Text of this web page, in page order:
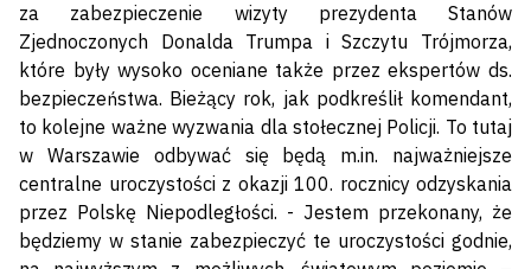
za zabezpieczenie wizyty prezydenta Stanów
Zjednoczonych Donalda Trumpa i Szczytu Trójmorza,
które były wysoko oceniane także przez ekspertów ds.
bezpieczeństwa. Bieżący rok, jak podkreślił komendant,
to kolejne ważne wyzwania dla stołecznej Policji. To tutaj
w Warszawie odbywać się będą m.in. najważniejsze
centralne uroczystości z okazji 100. rocznicy odzyskania
przez Polskę Niepodległości. - Jestem przekonany, że
będziemy w stanie zabezpieczyć te uroczystości godnie,